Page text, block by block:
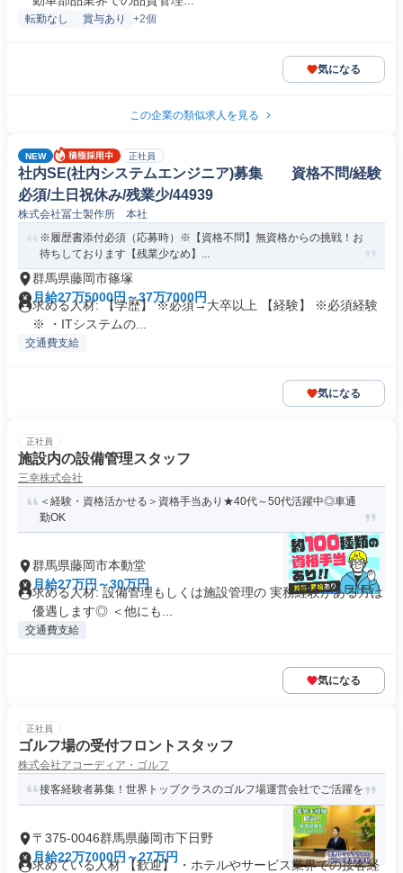
転勤なし 賞与あり +2個
気になる
この企業の類似求人を見る
NEW 正社員
社内SE(社内システムエンジニア)募集 資格不問/経験
必須/土日祝休み/残業少/44939
株式会社冨士製作所 本社
※履歴書添付必須（応募時）※【資格不問】無資格からの挑戦！お
待ちしております【残業少なめ】...
群馬県藤岡市篠塚
月給27万5000円～37万7000円
求める人材: 【学歴】 ※必須→大卒以上 【経験】 ※必須経験
※ ・ITシステムの...
交通費支給
気になる
正社員
施設内の設備管理スタッフ
三幸株式会社
＜経験・資格活かせる＞資格手当あり★40代～50代活躍中◎車通
勤OK
群馬県藤岡市本動堂
月給27万円～30万円
求める人材: 設備管理もしくは施設管理の 実務経験がある方は
優遇します◎ ＜他にも...
交通費支給
気になる
正社員
ゴルフ場の受付フロントスタッフ
株式会社アコーディア・ゴルフ
接客経験者募集！世界トップクラスのゴルフ場運営会社でご活躍を
〒375-0046群馬県藤岡市下日野
月給22万7000円～27万円
求めている人材 【歓迎】 ・ホテルやサービス業界での接客経